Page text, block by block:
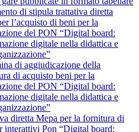
di stipula trattativa diretta
l’acquisto di beni per la
del PON “Digital board:
digitale nella didattica e
di aggiudicazione della
di acquisto beni per la
del PON “Digital board:
digitale nella didattica e
diretta Mepa per la fornitura di
interattivi Pon “Digital board: